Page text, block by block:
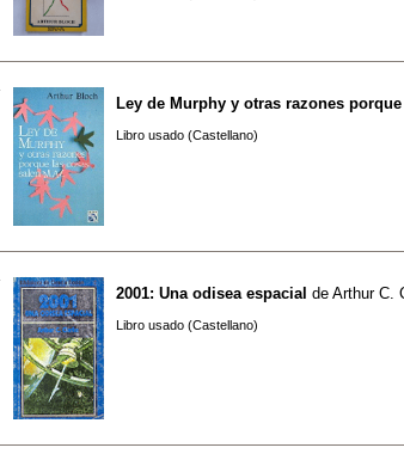
Ley de Murphy y otras razones
Libro usado (Castellano)
2001: Una odisea espacial de Arthur C.
Libro usado (Castellano)